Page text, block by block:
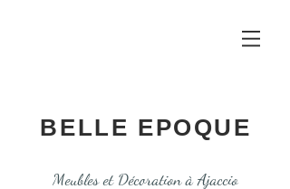
BELLE EPOQUE
Meubles et Décoration à Ajaccio